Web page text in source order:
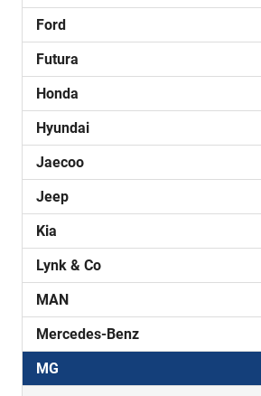
Ford
Futura
Honda
Hyundai
Jaecoo
Jeep
Kia
Lynk & Co
MAN
Mercedes-Benz
MG